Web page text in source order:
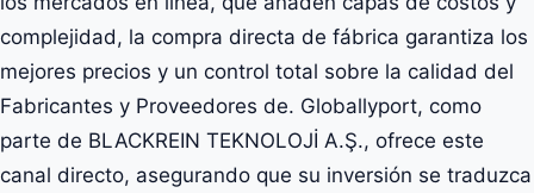
complejidad, la compra directa de fábrica garantiza los
mejores precios y un control total sobre la calidad del
Fabricantes y Proveedores de. Globallyport, como
parte de BLACKREIN TEKNOLOJİ A.Ş., ofrece este
canal directo, asegurando que su inversión se traduzca